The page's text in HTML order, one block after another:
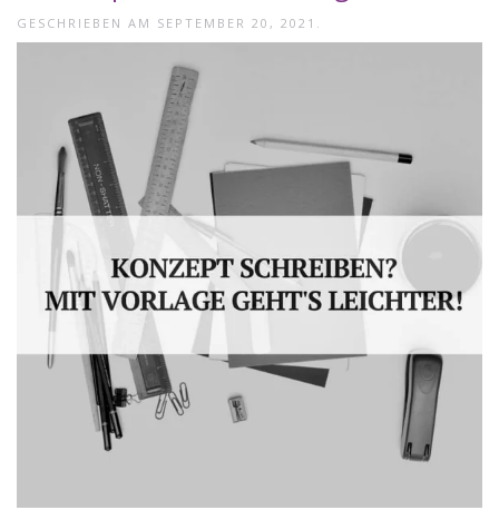
GESCHRIEBEN AM SEPTEMBER 20, 2021 .